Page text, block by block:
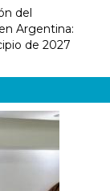
del
Argentina:
de 2027